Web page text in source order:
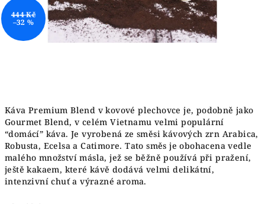
Káva Premium Blend v kovové plechovce je, podobně jako
Gourmet Blend, v celém Vietnamu velmi populární
“domácí” káva. Je vyrobená ze směsi kávových zrn Arabica,
Robusta, Ecelsa a Catimore. Tato směs je obohacena vedle
malého množství másla, jež se běžně používá při pražení,
ještě kakaem, které kávě dodává velmi delikátní,
intenzivní chuť a výrazné aroma.
444 Kč
–32 %